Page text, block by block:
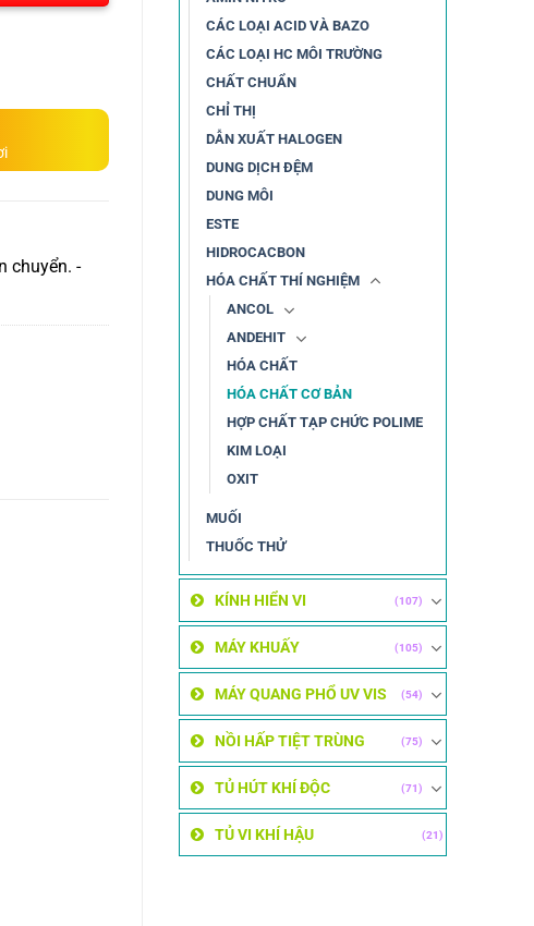
CÁC LOẠI ACID VÀ BAZO
CÁC LOẠI HC MÔI TRƯỜNG
CHẤT CHUẨN
CHỈ THỊ
DẪN XUẤT HALOGEN
DUNG DỊCH ĐỆM
DUNG MÔI
ESTE
HIDROCACBON
HÓA CHẤT THÍ NGHIỆM
ANCOL
ANDEHIT
HÓA CHẤT
HÓA CHẤT CƠ BẢN
HỢP CHẤT TẠP CHỨC POLIME
KIM LOẠI
OXIT
MUỐI
THUỐC THỬ
KÍNH HIỂN VI (107)
MÁY KHUẤY (105)
MÁY QUANG PHỔ UV VIS (54)
NỒI HẤP TIỆT TRÙNG (75)
TỦ HÚT KHÍ ĐỘC (71)
TỦ VI KHÍ HẬU (21)
chuyển. -